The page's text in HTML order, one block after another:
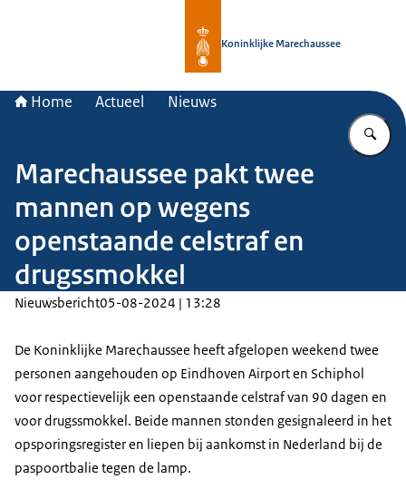
Koninklijke Marechaussee
Home Actueel Nieuws
Marechaussee pakt twee
mannen op wegens
openstaande celstraf en
drugssmokkel
Nieuwsbericht05-08-2024 | 13:28
De Koninklijke Marechaussee heeft afgelopen weekend twee
personen aangehouden op Eindhoven Airport en Schiphol
voor respectievelijk een openstaande celstraf van 90 dagen en
voor drugssmokkel. Beide mannen stonden gesignaleerd in het
opsporingsregister en liepen bij aankomst in Nederland bij de
paspoortbalie tegen de lamp.